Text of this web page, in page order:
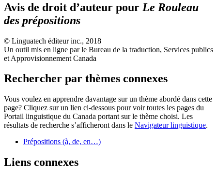
Avis de droit d’auteur pour Le Rouleau
des prépositions
© Linguatech éditeur inc., 2018
Un outil mis en ligne par le Bureau de la traduction, Services publics
et Approvisionnement Canada
Rechercher par thèmes connexes
Vous voulez en apprendre davantage sur un thème abordé dans cette
page? Cliquez sur un lien ci-dessous pour voir toutes les pages du
Portail linguistique du Canada portant sur le thème choisi. Les
résultats de recherche s’afficheront dans le Navigateur linguistique.
Prépositions (à, de, en…)
Liens connexes